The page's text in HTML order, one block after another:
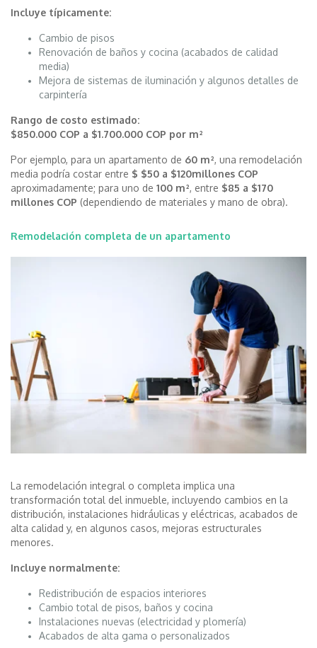
Incluye típicamente:
Cambio de pisos
Renovación de baños y cocina (acabados de calidad
media)
Mejora de sistemas de iluminación y algunos detalles de
carpintería
Rango de costo estimado:
$850.000 COP a $1.700.000 COP por m²
Por ejemplo, para un apartamento de 60 m², una remodelación
media podría costar entre $ $50 a $120millones COP
aproximadamente; para uno de 100 m², entre $85 a $170
millones COP (dependiendo de materiales y mano de obra).
Remodelación completa de un apartamento
La remodelación integral o completa implica una
transformación total del inmueble, incluyendo cambios en la
distribución, instalaciones hidráulicas y eléctricas, acabados de
alta calidad y, en algunos casos, mejoras estructurales
menores.
Incluye normalmente:
Redistribución de espacios interiores
Cambio total de pisos, baños y cocina
Instalaciones nuevas (electricidad y plomería)
Acabados de alta gama o personalizados